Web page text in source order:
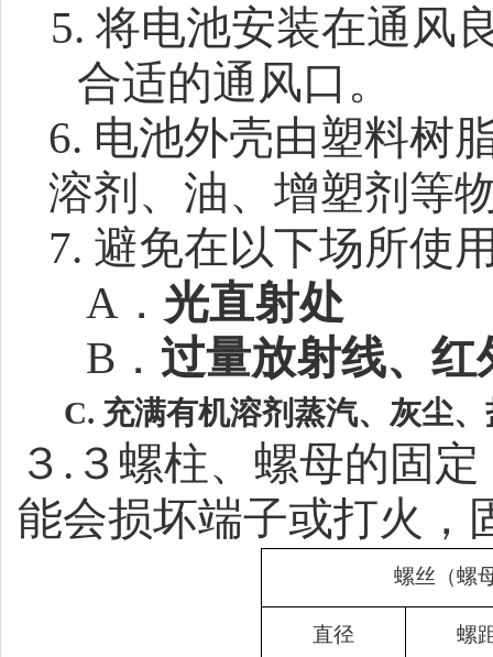
5. 将电池安装在通风
合适的通风口。
6. 电池外壳由塑料树
溶剂、油、增塑剂等
7. 避免在以下场所使
A． 光直射处
B． 过量放射线、
C. 充满有机溶剂蒸汽、灰尘、
３ . ３螺柱、螺母的固
能会损坏端子或打火，
螺丝（螺
直径 螺